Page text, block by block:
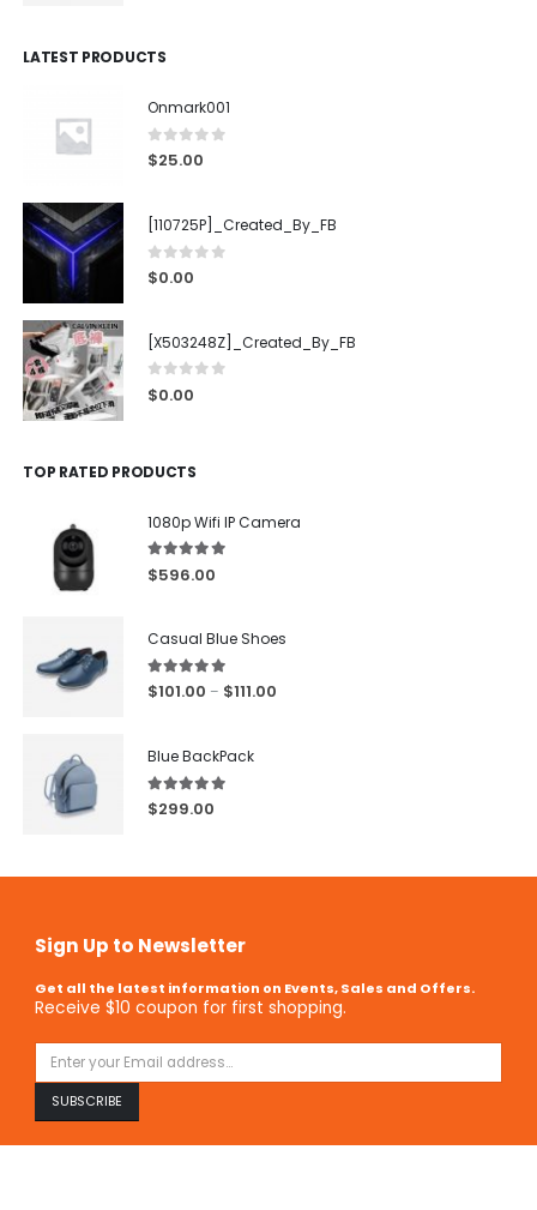
LATEST PRODUCTS
Onmark001
0out of 5
$25.00
[110725P]_Created_By_FB
0out of 5
$0.00
[X503248Z]_Created_By_FB
0 out of 5
$0.00
TOP RATED PRODUCTS
1080p Wifi IP Camera
5.00out of 5
$596.00
Casual Blue Shoes
5.00 out of 5
$101.00 – $111.00
Blue BackPack
5.00out of 5
$299.00
Sign Up to Newsletter
Get all the latest information on Events, Sales and Offers.
Receive $10 coupon for first shopping.